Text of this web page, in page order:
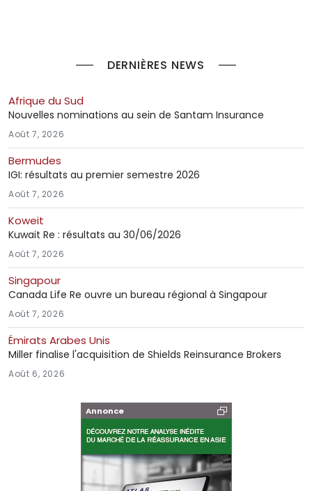
DERNIÈRES NEWS
Afrique du Sud
Nouvelles nominations au sein de Santam Insurance
Août 7, 2026
Bermudes
IGI: résultats au premier semestre 2026
Août 7, 2026
Koweit
Kuwait Re : résultats au 30/06/2026
Août 7, 2026
Singapour
Canada Life Re ouvre un bureau régional à Singapour
Août 7, 2026
Émirats Arabes Unis
Miller finalise l'acquisition de Shields Reinsurance Brokers
Août 6, 2026
Annonce